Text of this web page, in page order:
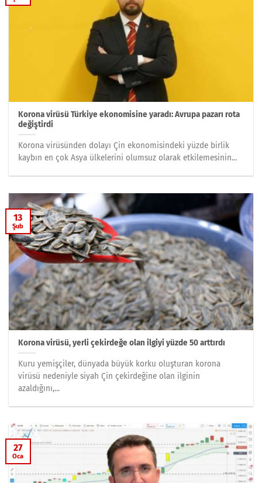
Korona virüsü Türkiye ekonomisine yaradı: Avrupa pazarı rota
değiştirdi
Korona virüsünden dolayı Çin ekonomisindeki yüzde birlik
kaybın en çok Asya ülkelerini olumsuz olarak etkilemesinin...
Korona virüsü, yerli çekirdeğe olan ilgiyi yüzde 50 arttırdı
Kuru yemişçiler, dünyada büyük korku oluşturan korona
virüsü nedeniyle siyah Çin çekirdeğine olan ilginin
azaldığını,...
13
Şub
27
Oca